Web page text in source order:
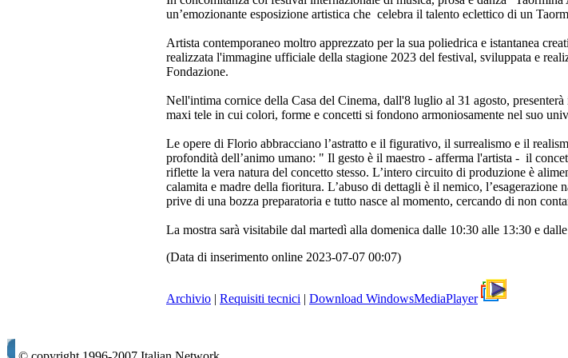
un’emozionante esposizione artistica che celebra il talento eclettico di un
Artista contemporaneo moltro apprezzato per la sua poliedrica e istantanea
realizzata l'immagine ufficiale della stagione 2023 del festival, sviluppata e
Fondazione.
Nell'intima cornice della Casa del Cinema, dall'8 luglio al 31 agosto,
maxi tele in cui colori, forme e concetti si fondono armoniosamente nel suo
Le opere di Florio abbracciano l’astratto e il figurativo, il surrealismo e il
profondità dell’animo umano: " Il gesto è il maestro - afferma l'artista - il
riflette la vera natura del concetto stesso. L’intero circuito di produzione è
calamita e madre della fioritura. L’abuso di dettagli è il nemico, l’esagerazione
prive di una bozza preparatoria e tutto nasce al momento, cercando di non
La mostra sarà visitabile dal martedì alla domenica dalle 10:30 alle 13:30 e
(Data di inserimento online 2023-07-07 00:07)
Archivio | Requisiti tecnici | Download WindowsMediaPlayer